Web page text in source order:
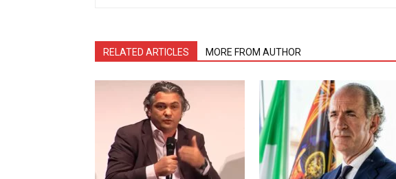
RELATED ARTICLES MORE FROM AUTHOR